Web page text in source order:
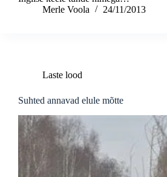
Merle Voola
24/11/2013
Laste lood
Suhted annavad elule mõtte